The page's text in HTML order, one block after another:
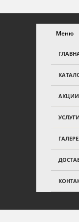
Меню
УСЛУГИ